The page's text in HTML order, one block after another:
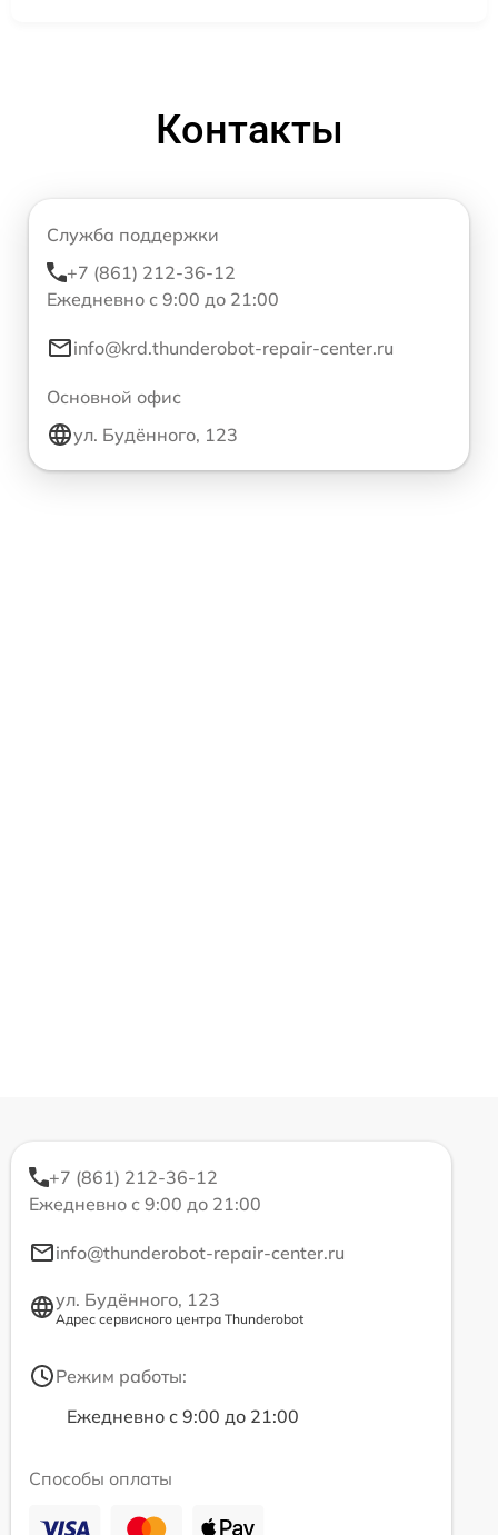
Контакты
Служба поддержки
+7 (861) 212-36-12
Ежедневно с 9:00 до 21:00
info@krd.thunderobot-repair-center.ru
Основной офис
ул. Будённого, 123
+7 (861) 212-36-12
Ежедневно с 9:00 до 21:00
info@thunderobot-repair-center.ru
ул. Будённого, 123
Адрес сервисного центра Thunderobot
Режим работы:
Ежедневно с 9:00 до 21:00
Способы оплаты